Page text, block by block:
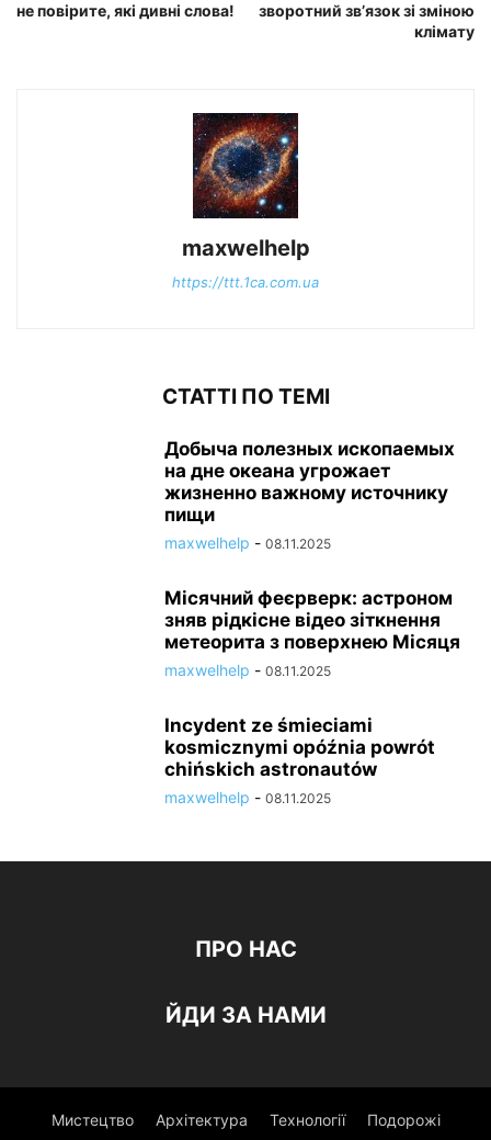
не повірите, які дивні слова!
зворотний зв’язок зі зміною
клімату
maxwelhelp
https://ttt.1ca.com.ua
СТАТТІ ПО ТЕМІ
Добыча полезных ископаемых
на дне океана угрожает
жизненно важному источнику
пищи
maxwelhelp - 08.11.2025
Місячний феєрверк: астроном
зняв рідкісне відео зіткнення
метеорита з поверхнею Місяця
maxwelhelp - 08.11.2025
Incydent ze śmieciami
kosmicznymi opóźnia powrót
chińskich astronautów
maxwelhelp - 08.11.2025
ПРО НАС
ЙДИ ЗА НАМИ
Мистецтво Архітектура Технології Подорожі